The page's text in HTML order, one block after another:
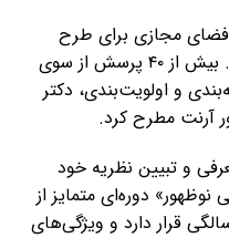
مجازی برای طرح
پرسش‌های دانشجویان تشکیل شد. بیش از ۴۰ پرسش از سوی
و اولویت‌بندی، دکتر
و تبیین نظریه خود
دوره‌ای متمایز از
انسانی است که بین ۱۸ تا ۲۹ سالگی قرار دارد و ویژگی‌های